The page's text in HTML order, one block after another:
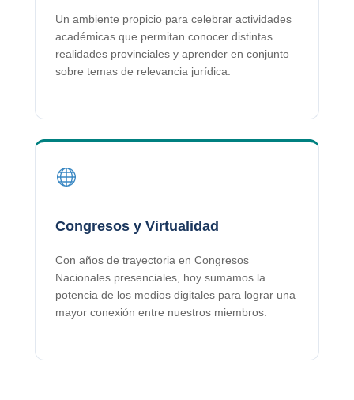
Un ambiente propicio para celebrar actividades
académicas que permitan conocer distintas
realidades provinciales y aprender en conjunto
sobre temas de relevancia jurídica.
Congresos y Virtualidad
Con años de trayectoria en Congresos
Nacionales presenciales, hoy sumamos la
potencia de los medios digitales para lograr una
mayor conexión entre nuestros miembros.